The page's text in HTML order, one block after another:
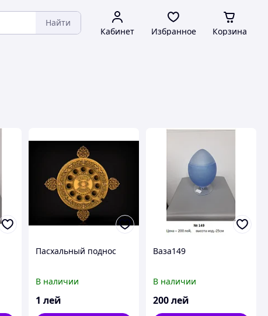
Найти
Кабинет Избранное Корзина
Пасхальный поднос
В наличии
1 лей
Ваза149
В наличии
200лей